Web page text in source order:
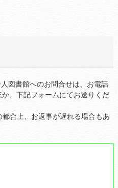
図書館へのお問合せは、お電話
か、下記フォームにてお送りくだ
合上、お返事が遅れる場合もあ